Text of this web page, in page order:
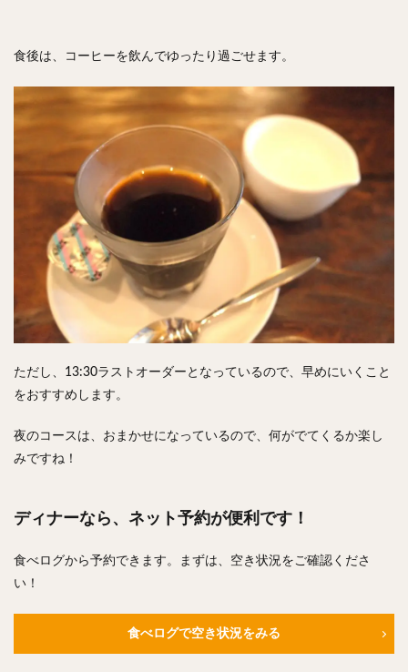
食後は、コーヒーを飲んでゆったり過ごせます。
ただし、13:30ラストオーダーとなっているので、早めにいくこと
をおすすめします。
夜のコースは、おまかせになっているので、何がでてくるか楽し
みですね！
ディナーなら、ネット予約が便利です！
食べログから予約できます。まずは、空き状況をご確認くださ
い！
食べログで空き状況をみる